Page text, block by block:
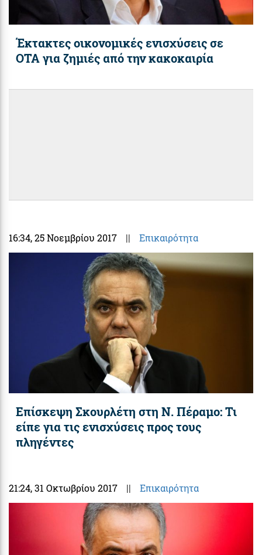
Έκτακτες οικονομικές ενισχύσεις σε
ΟΤΑ για ζημιές από την κακοκαιρία
16:34, 25 Νοεμβρίου 2017 || Επικαιρότητα
Επίσκεψη Σκουρλέτη στη Ν. Πέραμο: Τι
είπε για τις ενισχύσεις προς τους
πληγέντες
21:24, 31 Οκτωβρίου 2017 || Επικαιρότητα